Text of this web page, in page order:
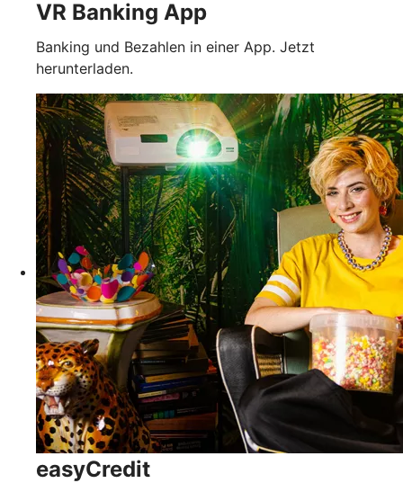
VR Banking App
Banking und Bezahlen in einer App. Jetzt
herunterladen.
easyCredit